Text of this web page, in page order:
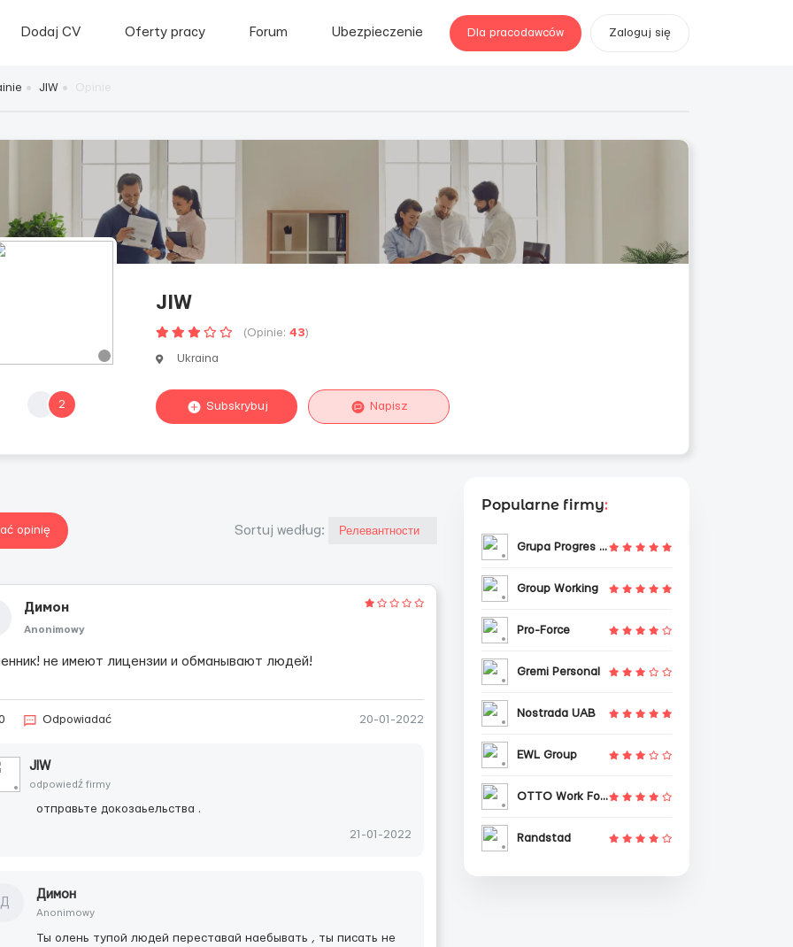
Dodaj CV Oferty pracy Forum Ubezpieczenie Dla pracodawców Zaloguj się
JIW
2
JIW
(Opinie: 43)
Ukraina
Subskrybuj Napisz
opinię Sortuj według:
Димон
Anonimowy
не имеют лицензии и обманывают людей!
Odpowiadać 20-01-2022
JIW
odpowiedź firmy
отправьте докозаьельства .
21-01-2022
Д
Димон
Anonimowy
Ты олень тупой людей переставай наебывать , ты писать не
Popularne firmy:
Grupa Progres Sp. z o.o.
Group Working
Pro-Force
Gremi Personal
Nostrada UAB
EWL Group
OTTO Work Force
Randstad